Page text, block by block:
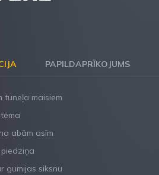
PAPILDAPRĪKOJUMS
tuneļa maisiem
abām asīm
gumijas siksnu